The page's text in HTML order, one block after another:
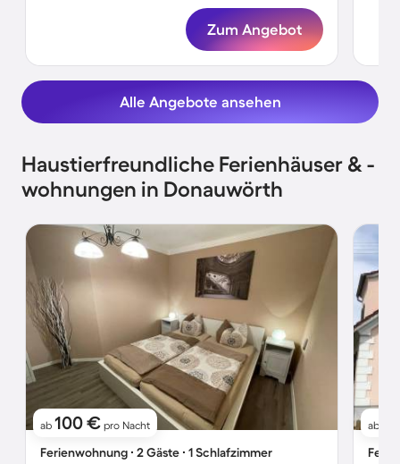
Zum Angebot
Alle Angebote ansehen
Haustierfreundliche Ferienhäuser & -
wohnungen in Donauwörth
ab 100 € pro Nacht
Ferienwohnung ∙ 2 Gäste ∙ 1 Schlafzimmer
ab